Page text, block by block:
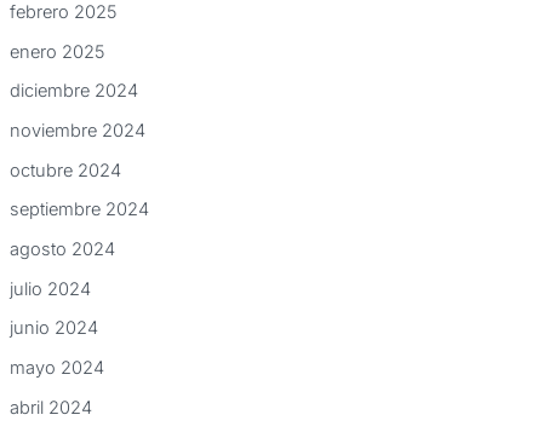
febrero 2025
enero 2025
diciembre 2024
noviembre 2024
octubre 2024
septiembre 2024
agosto 2024
julio 2024
junio 2024
mayo 2024
abril 2024